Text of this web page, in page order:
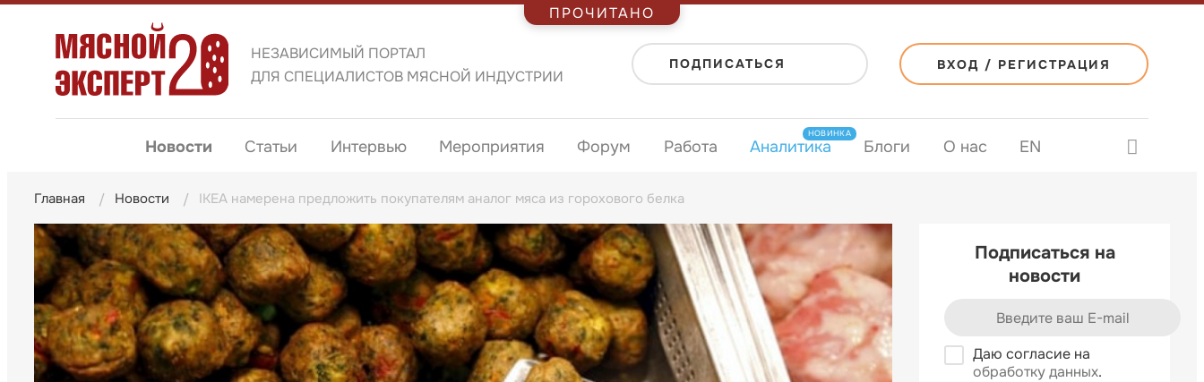
НЕЗАВИСИМЫЙ ПОРТАЛ
ДЛЯ СПЕЦИАЛИСТОВ МЯСНОЙ ИНДУСТРИИ
ПОДПИСАТЬСЯ ВХОД / РЕГИСТРАЦИЯ
Новости Статьи Интервью Мероприятия Форум Работа Аналитика
НОВИНКА
Блоги О нас EN
Главная Новости IKEA намерена предложить покупателям аналог мяса из горохового белка
Подписаться на
новости
Даю согласие на
обработку данных.
ПРОЧИТАНО